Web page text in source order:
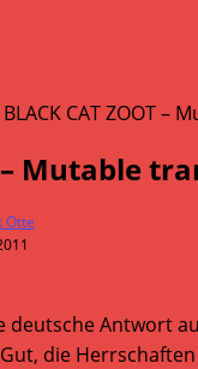
– Mutable
Otte
deutsche Antwort
die